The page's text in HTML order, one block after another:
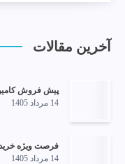
آخرین مقالات
پیش فروش کامیون
14 مرداد 1405
فرصت ویژه خرید کیا
14 مرداد 1405